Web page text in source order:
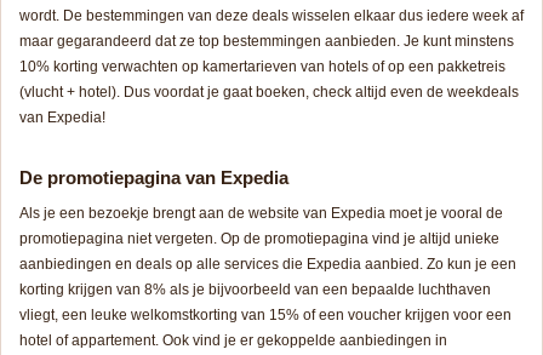
wordt. De bestemmingen van deze deals wisselen elkaar dus iedere week af
maar gegarandeerd dat ze top bestemmingen aanbieden. Je kunt minstens
10% korting verwachten op kamertarieven van hotels of op een pakketreis
(vlucht + hotel). Dus voordat je gaat boeken, check altijd even de weekdeals
van Expedia!
De promotiepagina van Expedia
Als je een bezoekje brengt aan de website van Expedia moet je vooral de
promotiepagina niet vergeten. Op de promotiepagina vind je altijd unieke
aanbiedingen en deals op alle services die Expedia aanbied. Zo kun je een
korting krijgen van 8% als je bijvoorbeeld van een bepaalde luchthaven
vliegt, een leuke welkomstkorting van 15% of een voucher krijgen voor een
hotel of appartement. Ook vind je er gekoppelde aanbiedingen in